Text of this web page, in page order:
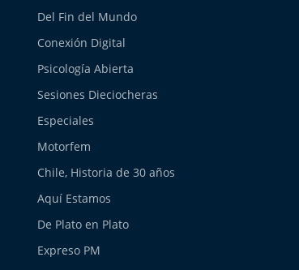
Del Fin del Mundo
Conexión Digital
Psicología Abierta
Sesiones Dieciocheras
Especiales
Motorfem
Chile, Historia de 30 años
Aquí Estamos
De Plato en Plato
Expreso PM